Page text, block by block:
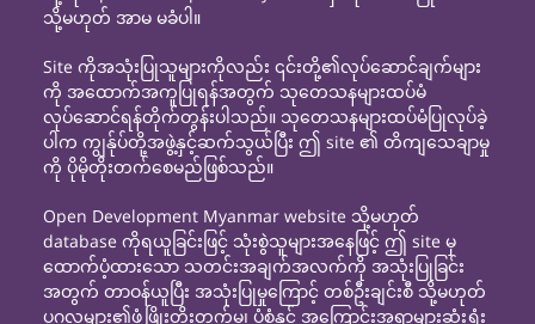
သို့မဟုတ် အာမ မခံပါ။
Site ကိုအသုံးပြုသူများကိုလည်း ၎င်းတို့၏လုပ်ဆောင်ချက်များ
ကို အထောက်အကူပြုရန်အတွက် သုတေသနများထပ်မံ
လုပ်ဆောင်ရန်တိုက်တွန်းပါသည်။ သုတေသနများထပ်မံပြုလုပ်ခဲ့
ပါက ကျွန်ုပ်တို့အဖွဲ့နှင့်ဆက်သွယ်ပြီး ဤ site ၏ တိကျသေချာမှု
ကို ပိုမိုတိုးတက်စေမည်ဖြစ်သည်။
Open Development Myanmar website သို့မဟုတ်
database ကိုရယူခြင်းဖြင့် သုံးစွဲသူများအနေဖြင့် ဤ site မှ
ထောက်ပံ့ထားသော သတင်းအချက်အလက်ကို အသုံးပြုခြင်း
အတွက် တာဝန်ယူပြီး အသုံးပြုမှုကြောင့် တစ်ဦးချင်းစီ သို့မဟုတ်
ပုဂ္ဂလများ၏ဖွံ့ဖြိုးတိုးတက်မှု၊ ပုံစံနှင့် အကြောင်းအရာများဆုံးရှုံး